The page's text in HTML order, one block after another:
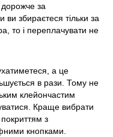
дорожче за
ви збираєтеся тільки за
то і переплачувати не
а це
в рази. Тому не
клейончастим
Краще вибрати
з
кнопками.